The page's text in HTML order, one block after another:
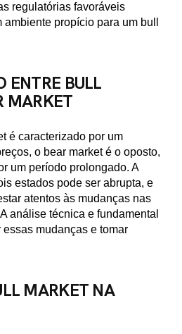
regulatórias favoráveis
propício para um bull
ENTRE BULL
MARKET
é caracterizado por um
o bear market é o oposto,
um período prolongado. A
estados pode ser abrupta, e
atentos às mudanças nas
análise técnica e fundamental
mudanças e tomar
MARKET NA